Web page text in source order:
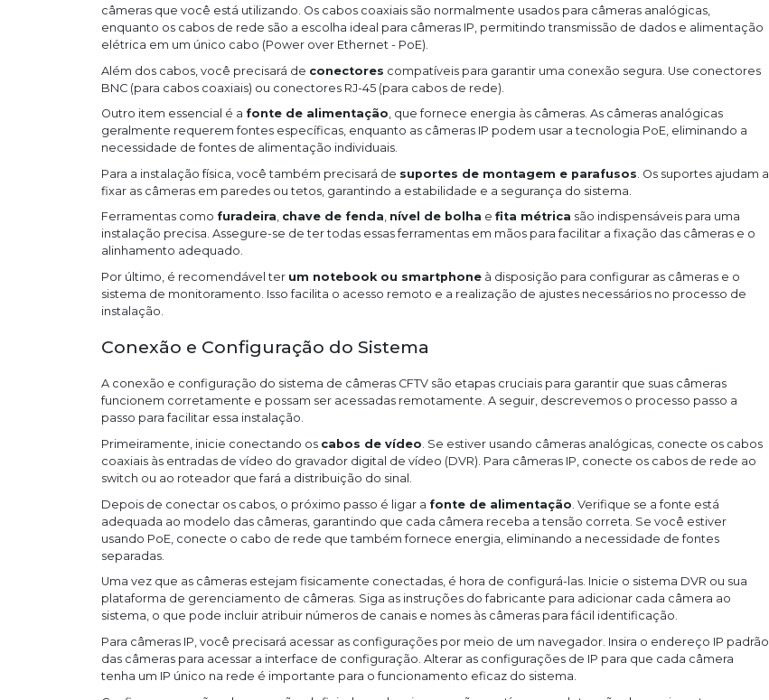
câmeras que você está utilizando. Os cabos coaxiais são normalmente usados para câmeras analógicas,
enquanto os cabos de rede são a escolha ideal para câmeras IP, permitindo transmissão de dados e alimentação
elétrica em um único cabo (Power over Ethernet - PoE).
Além dos cabos, você precisará de conectores compatíveis para garantir uma conexão segura. Use conectores
BNC (para cabos coaxiais) ou conectores RJ-45 (para cabos de rede).
Outro item essencial é a fonte de alimentação, que fornece energia às câmeras. As câmeras analógicas
geralmente requerem fontes específicas, enquanto as câmeras IP podem usar a tecnologia PoE, eliminando a
necessidade de fontes de alimentação individuais.
Para a instalação física, você também precisará de suportes de montagem e parafusos . Os suportes ajudam a
fixar as câmeras em paredes ou tetos, garantindo a estabilidade e a segurança do sistema.
Ferramentas como furadeira, chave de fenda, nível de bolha e fita métrica são indispensáveis para uma
instalação precisa. Assegure-se de ter todas essas ferramentas em mãos para facilitar a fixação das câmeras e o
alinhamento adequado.
Por último, é recomendável ter um notebook ou smartphoneà disposição para configurar as câmeras e o
sistema de monitoramento. Isso facilita o acesso remoto e a realização de ajustes necessários no processo de
instalação.
Conexão e Configuração do Sistema
A conexão e configuração do sistema de câmeras CFTV são etapas cruciais para garantir que suas câmeras
funcionem corretamente e possam ser acessadas remotamente. A seguir, descrevemos o processo passo a
passo para facilitar essa instalação.
Primeiramente, inicie conectando os cabos de vídeo. Se estiver usando câmeras analógicas, conecte os cabos
coaxiais às entradas de vídeo do gravador digital de vídeo (DVR). Para câmeras IP, conecte os cabos de rede ao
switch ou ao roteador que fará a distribuição do sinal.
Depois de conectar os cabos, o próximo passo é ligar a fonte de alimentação . Verifique se a fonte está
adequada ao modelo das câmeras, garantindo que cada câmera receba a tensão correta. Se você estiver
usando PoE, conecte o cabo de rede que também fornece energia, eliminando a necessidade de fontes
separadas.
Uma vez que as câmeras estejam fisicamente conectadas, é hora de configurá-las. Inicie o sistema DVR ou sua
plataforma de gerenciamento de câmeras. Siga as instruções do fabricante para adicionar cada câmera ao
sistema, o que pode incluir atribuir números de canais e nomes às câmeras para fácil identificação.
Para câmeras IP, você precisará acessar as configurações por meio de um navegador. Insira o endereço IP padrão
das câmeras para acessar a interface de configuração. Alterar as configurações de IP para que cada câmera
tenha um IP único na rede é importante para o funcionamento eficaz do sistema.